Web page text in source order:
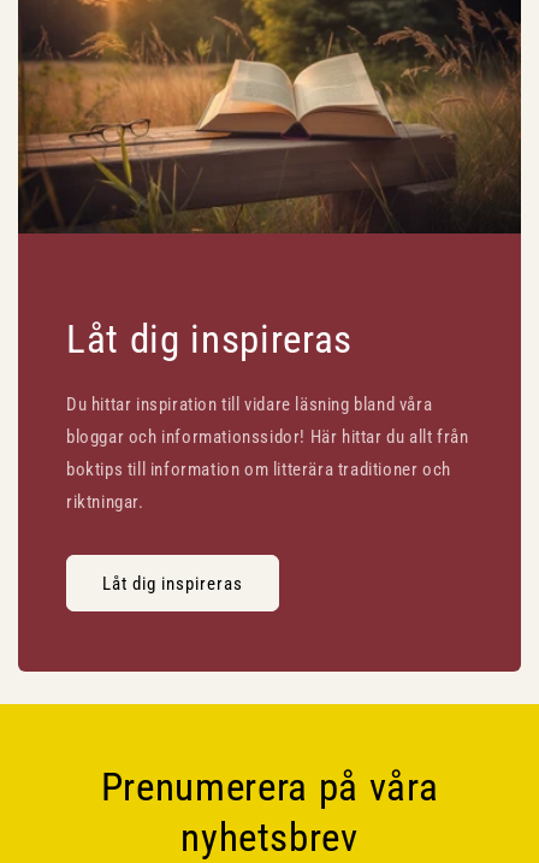
Låt dig inspireras
Du hittar inspiration till vidare läsning bland våra
bloggar och informationssidor! Här hittar du allt från
boktips till information om litterära traditioner och
riktningar.
Låt dig inspireras
Prenumerera på våra
nyhetsbrev